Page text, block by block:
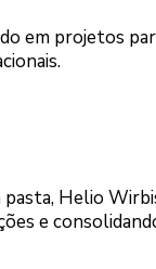
em projetos
Helio
e